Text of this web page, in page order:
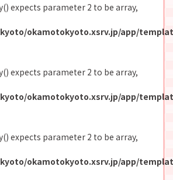
expects parameter 2 to be array,
okamotokyoto.xsrv.jp/app/
expects parameter 2 to be array,
okamotokyoto.xsrv.jp/app/
expects parameter 2 to be array,
okamotokyoto.xsrv.jp/app/